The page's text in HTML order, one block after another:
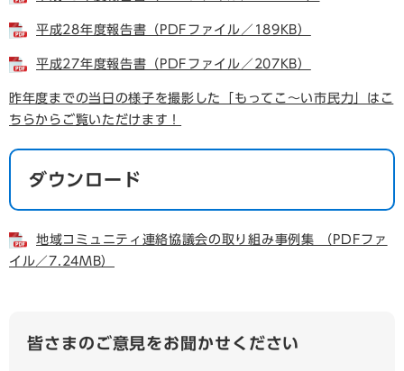
平成28年度報告書（PDFファイル／189KB）
平成27年度報告書（PDFファイル／207KB）
昨年度までの当日の様子を撮影した「もってこ～い市民力」はこ
ちらからご覧いただけます！
ダウンロード
地域コミュニティ連絡協議会の取り組み事例集 （PDFファ
イル／7.24MB）
皆さまのご意見をお聞かせください